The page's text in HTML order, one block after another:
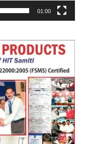
01:00